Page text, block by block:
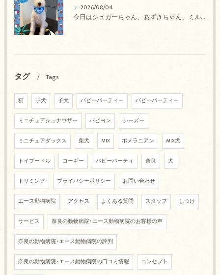
2026/08/04
今日はシュガーちゃん、あずきちゃん、ミルキーちゃん、コロンちゃん、ココちゃんのトリミングの紹介です【奈良のエース動物病院】
タグ Tags
猫 子犬 子犬 パピーパーティー パピーパーティー
ミニチュアシュナウザー パピヨン シーズー
ミニチュアダックス 柴犬 MIX ポメラニアン MIX犬
トイプードル コーギー パピーパーティ 奈良 犬
トリミング プライバシーポリシー お問い合わせ
エース動物病院 アクセス よくある質問 スタッフ しつけ
サービス 奈良の動物病院･エース動物病院のお客様の声
奈良の動物病院･エース動物病院の評判
奈良の動物病院･エース動物病院の口コミ情報 コンセプト